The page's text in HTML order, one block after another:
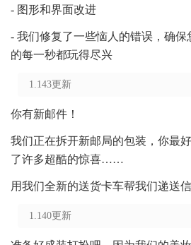
- 图形和界面改进
- 我们修复了一些恼人的错误，确保
的每一秒都玩得尽兴
1.143更新
你有新邮件！
我们正在拆开新邮局的包装，你最
了许多超酷的惊喜……
用我们全新的送货卡车帮我们递送
1.140更新